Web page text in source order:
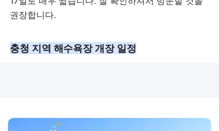
권장합니다.
충청 지역 해수욕장 개장 일정